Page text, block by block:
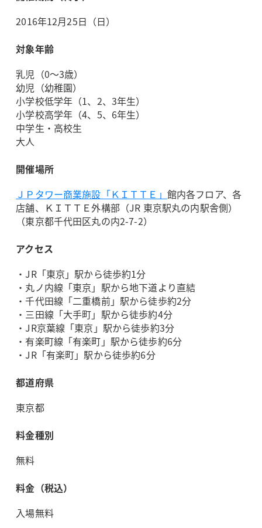
2016年12月25日（日）
対象年齢
乳児（0～3歳）
幼児（幼稚園）
小学校低学年（1、2、3年生）
小学校高学年（4、5、6年生）
中学生・高校生
大人
開催場所
ＪＰタワー商業施設「ＫＩＴＴＥ」 館内各フロア、各
店舗、ＫＩＴＴＥ外構部（JR 東京駅丸の内駅舎側）
（東京都千代田区丸の内2-7-2）
アクセス
・JR「東京」駅から徒歩約1分
・丸ノ内線「東京」駅から地下道より直結
・千代田線「二重橋前」駅から徒歩約2分
・三田線「大手町」駅から徒歩約4分
・JR京葉線「東京」駅から徒歩約3分
・有楽町線「有楽町」駅から徒歩約6分
・JR「有楽町」駅から徒歩約6分
都道府県
東京都
料金種別
無料
料金（税込）
入場無料